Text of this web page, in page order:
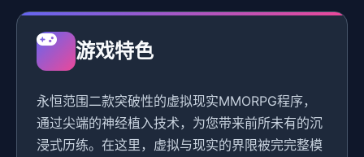
游戏特色
永恒范围二款突破性的虚拟现实MMORPG程序，
通过尖端的神经植入技术，为您带来前所未有的沉
浸式历练。在这里，虚拟与现实的界限被完完整模